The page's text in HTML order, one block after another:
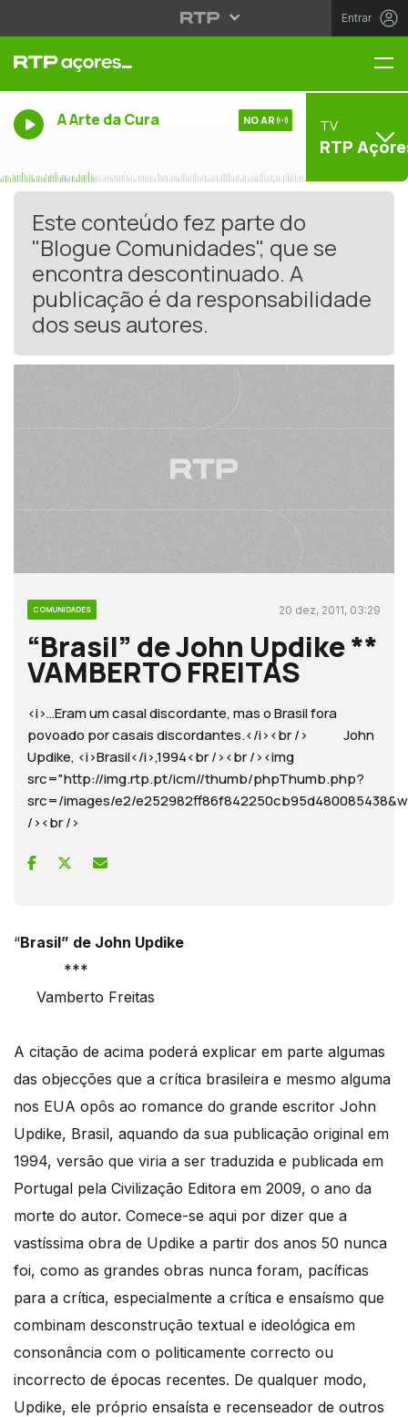
Entrar
A Arte da Cura NO AR TV
RTP
Este conteúdo fez parte do
"Blogue Comunidades", que se
encontra descontinuado. A
publicação é da responsabilidade
dos seus autores.
COMUNIDADES 20 dez, 2011, 03:29
“Brasil” de John Updike **
VAMBERTO FREITAS
<i>…Eram um casal discordante, mas o Brasil fora
povoado por casais discordantes.</i><br /> John
Updike, <i>Brasil</i>,1994<br /><br /><img
src="http://img.rtp.pt/icm//thumb/phpThumb.php?
src=/images/e2/
/><br />
“Brasil” de John Updike
***
Vamberto Freitas
A citação de acima poderá explicar em parte algumas
das objecções que a crítica brasileira e mesmo alguma
nos EUA opôs ao romance do grande escritor John
Updike, Brasil, aquando da sua publicação original em
1994, versão que viria a ser traduzida e publicada em
Portugal pela Civilização Editora em 2009, o ano da
morte do autor. Comece-se aqui por dizer que a
vastíssima obra de Updike a partir dos anos 50 nunca
foi, como as grandes obras nunca foram, pacíficas
para a crítica, especialmente a crítica e ensaísmo que
combinam desconstrução textual e ideológica em
consonância com o politicamente correcto ou
incorrecto de épocas recentes. De qualquer modo,
Updike, ele próprio ensaísta e recenseador de outros